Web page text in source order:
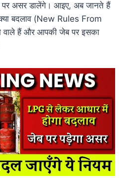
असर डालेंगे। आइए, अब जानते हैं
बदलाव (New Rules From
हैं और आपकी जेब पर इसका